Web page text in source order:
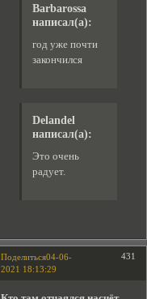
Barbarossa
написал(а):
год уже почти
закончился
Delandel
написал(а):
Это очень
радует.
Поделиться 431
04-06-
2021 18:13:29